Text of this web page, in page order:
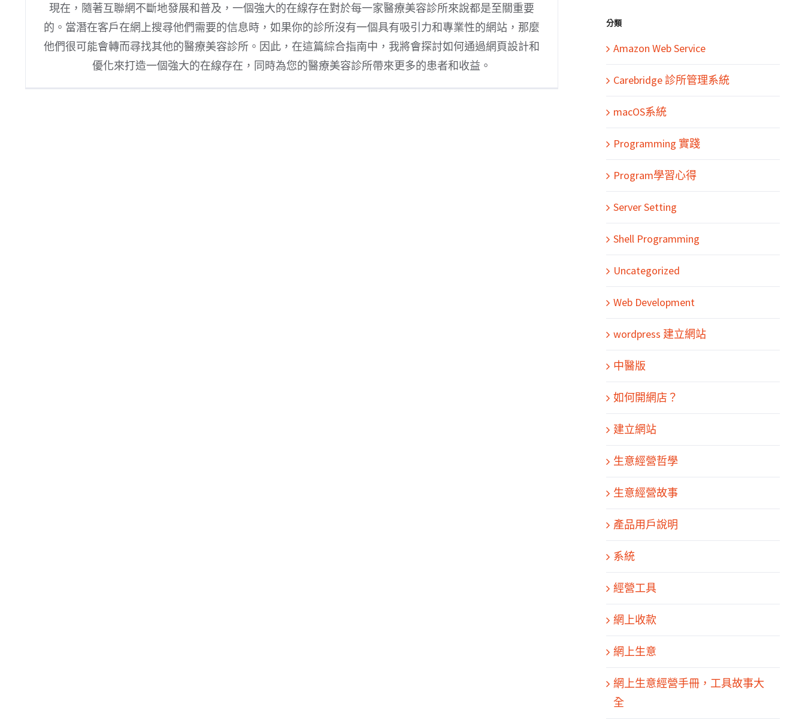
現在，隨著互聯網不斷地發展和普及，一個強大的在線存在對於每一家醫療美容診所來說都是至關重要
的。當潛在客戶在網上搜尋他們需要的信息時，如果你的診所沒有一個具有吸引力和專業性的網站，那麼
他們很可能會轉而尋找其他的醫療美容診所。因此，在這篇綜合指南中，我將會探討如何通過網頁設計和
優化來打造一個強大的在線存在，同時為您的醫療美容診所帶來更多的患者和收益。
分類
Amazon Web Service
Carebridge 診所管理系統
macOS系統
Programming 實踐
Program學習心得
Server Setting
Shell Programming
Uncategorized
Web Development
wordpress 建立網站
中醫版
如何開網店？
建立網站
生意經營哲學
生意經營故事
產品用戶說明
系統
經營工具
網上收款
網上生意
網上生意經營手冊，工具故事大
全